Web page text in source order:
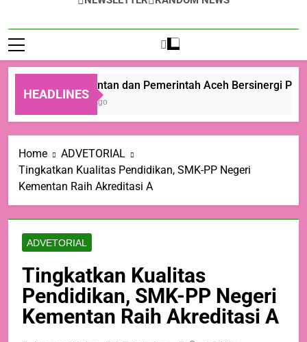
HEADLINES
Kementan dan Pemerintah Aceh Bersinergi
4 Jam Ago
Home
ADVETORIAL
Tingkatkan Kualitas Pendidikan, SMK-PP Negeri
Kementan Raih Akreditasi A
ADVETORIAL
Tingkatkan Kualitas
Pendidikan, SMK-PP Negeri
Kementan Raih Akreditasi A